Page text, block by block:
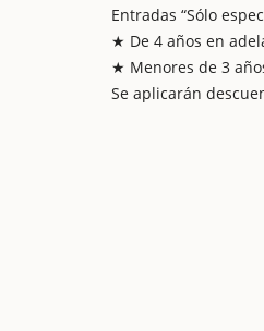
Entradas “Sólo
★ De 4 años en
★ Menores de 3
Se aplicarán